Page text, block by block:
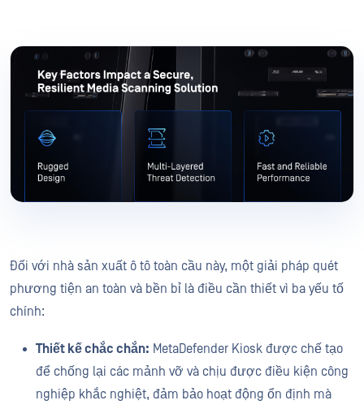
Đối với nhà sản xuất ô tô toàn cầu này, một giải pháp quét
phương tiện an toàn và bền bỉ là điều cần thiết vì ba yếu tố
chính:
Thiết kế chắc chắn: MetaDefender Kiosk được chế tạo
để chống lại các mảnh vỡ và chịu được điều kiện công
nghiệp khắc nghiệt, đảm bảo hoạt động ổn định mà